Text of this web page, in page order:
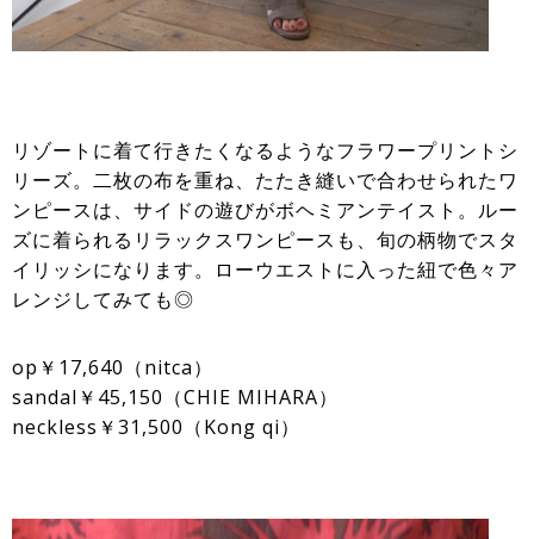
リゾートに着て行きたくなるようなフラワープリントシ
リーズ。二枚の布を重ね、たたき縫いで合わせられたワ
ンピースは、サイドの遊びがボヘミアンテイスト。ルー
ズに着られるリラックスワンピースも、旬の柄物でスタ
イリッシになります。ローウエストに入った紐で色々ア
レンジしてみても◎
op￥17,640（nitca）
sandal￥45,150（CHIE MIHARA）
neckless￥31,500（Kong qi）